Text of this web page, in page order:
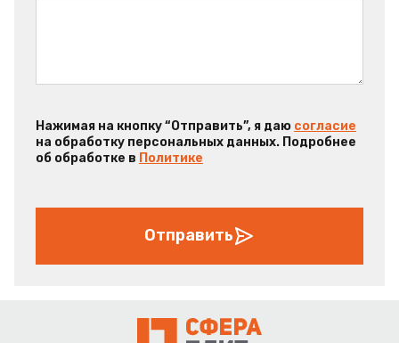
Нажимая на кнопку “Отправить”, я даю согласие
на обработку персональных данных. Подробнее
об обработке в Политике
Отправить